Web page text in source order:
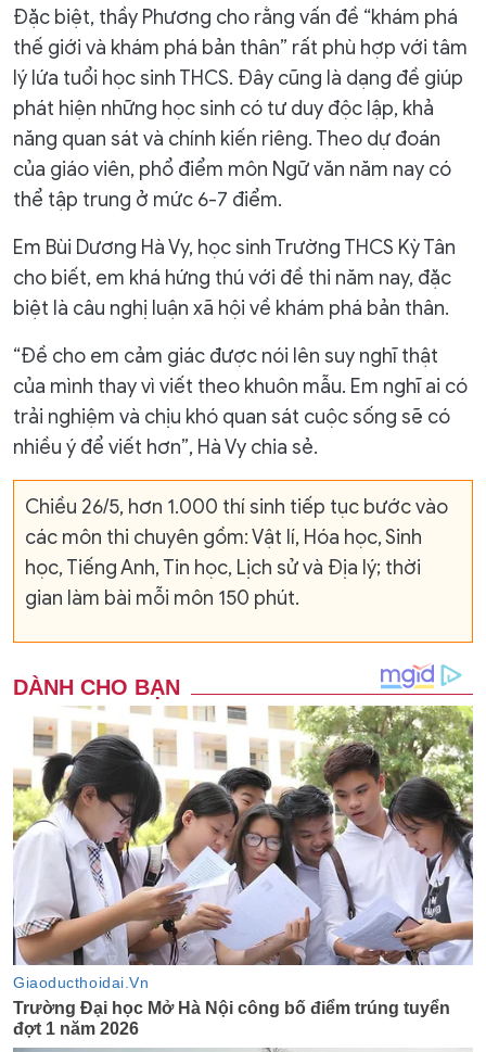
Đặc biệt, thầy Phương cho rằng vấn đề “khám phá
thế giới và khám phá bản thân” rất phù hợp với tâm
lý lứa tuổi học sinh THCS. Đây cũng là dạng đề giúp
phát hiện những học sinh có tư duy độc lập, khả
năng quan sát và chính kiến riêng. Theo dự đoán
của giáo viên, phổ điểm môn Ngữ văn năm nay có
thể tập trung ở mức 6-7 điểm.
Em Bùi Dương Hà Vy, học sinh Trường THCS Kỳ Tân
cho biết, em khá hứng thú với đề thi năm nay, đặc
biệt là câu nghị luận xã hội về khám phá bản thân.
“Đề cho em cảm giác được nói lên suy nghĩ thật
của mình thay vì viết theo khuôn mẫu. Em nghĩ ai có
trải nghiệm và chịu khó quan sát cuộc sống sẽ có
nhiều ý để viết hơn”, Hà Vy chia sẻ.
Chiều 26/5, hơn 1.000 thí sinh tiếp tục bước vào
các môn thi chuyên gồm: Vật lí, Hóa học, Sinh
học, Tiếng Anh, Tin học, Lịch sử và Địa lý; thời
gian làm bài mỗi môn 150 phút.